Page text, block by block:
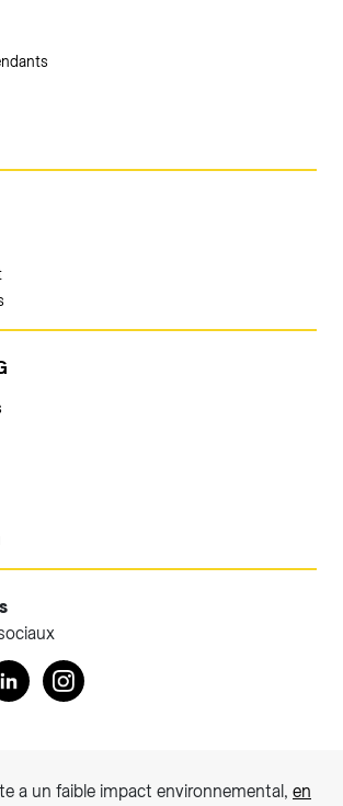
Facebook
Instagram
a un faible impact environnemental, en
espace client SIG.
SIG n'est pas optimisé pour une